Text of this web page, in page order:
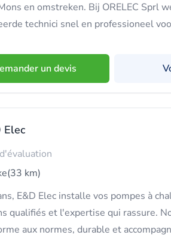
en omstreken. Bij ORELEC Sprl
technici snel en professioneel
un devis
Elec
(33 km)
E&D Elec installe vos pompes à
qualifiés et l'expertise qui rassure.
aux normes, durable et